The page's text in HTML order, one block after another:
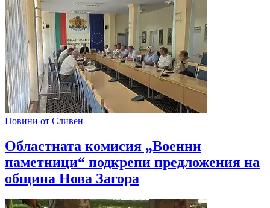
Новини от Сливен
Областната комисия „Военни
паметници“ подкрепи предложения на
община Нова Загора